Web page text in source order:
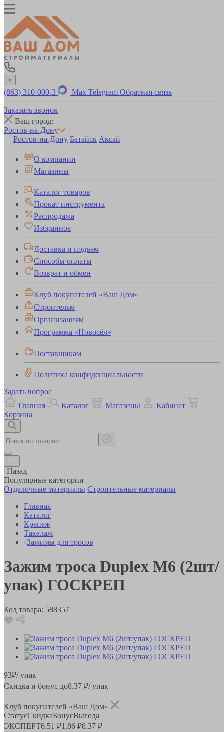
×
(863) 310-000-3 Max Telegram Обратная связь
Заказать звонок
Ваш город:
Ростов-на-Дону
Ростов-на-Дону Батайск Аксай
О компании
Магазины
Каталог товаров
Прокат инструмента
Распродажа
Избранное
Доставка и подъем
Способы оплаты
Возврат и обмен
Клуб покупателей «Ваш Дом»
Строителям
Организациям
Программа «Новосёл»
Поставщикам
Политика конфиденциальности
Задать вопрос
Главная
Каталог Магазины
Кабинет
Корзина
Назад
Популярные категории
Отделочные материалы Строительные материалы
Главная
Каталог
Крепеж
Такелаж
Зажимы для тросов
Зажим троса Duplex M6 (2шт/
упак) ГОСКРЕП
Код товара: 588357
93₽/ упак
Скидка и бонус до8.37 ₽/ упак
Клуб покупателей «Ваш Дом»
СтатусСкидкаБонусВыгода
ЭКСПЕРТ6.51 ₽1.86 ₽8.37 ₽